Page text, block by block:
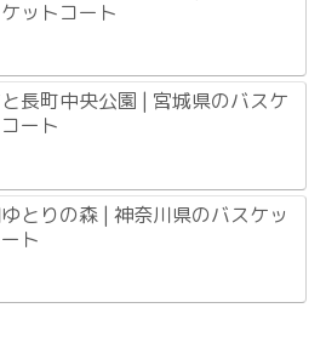
ットコート
長町中央公園 | 宮城県のバスケ
ート
とりの森 | 神奈川県のバスケッ
ト